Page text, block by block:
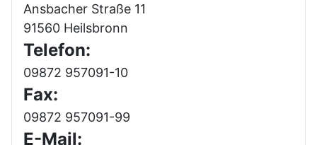
Ansbacher Straße 11
91560 Heilsbronn
Telefon:
09872 957091-10
Fax:
09872 957091-99
E-Mail: